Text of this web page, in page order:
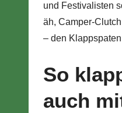
und Festivalisten
äh, Camper-
– den
So
auch